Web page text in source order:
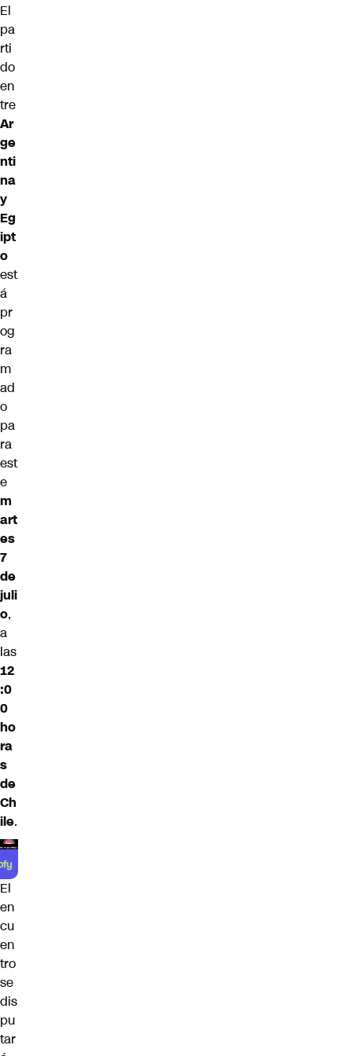
El
pa
rti
do
en
tre
Ar
ge
nti
na
y
Eg
ipt
o
est
á
pr
og
ra
m
ad
o
pa
ra
est
e
m
art
es
7
de
juli
o,
a
las
12
:0
0
ho
ra
s
de
Ch
ile.
El
en
cu
en
tro
se
dis
pu
tar